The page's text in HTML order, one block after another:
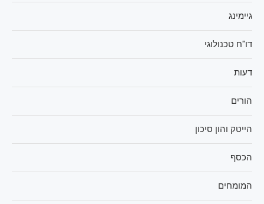
גיימינג
דו"ח טכנולוגי
דעות
הורים
הייטק והון סיכון
הכסף
המומחים